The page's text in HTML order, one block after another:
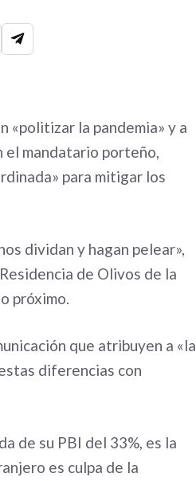
«politizar la pandemia» y a
el mandatario porteño,
para mitigar los
dividan y hagan pelear»,
de Olivos de la
próximo.
que atribuyen a «la
diferencias con
de su PBI del 33%, es la
es culpa de la